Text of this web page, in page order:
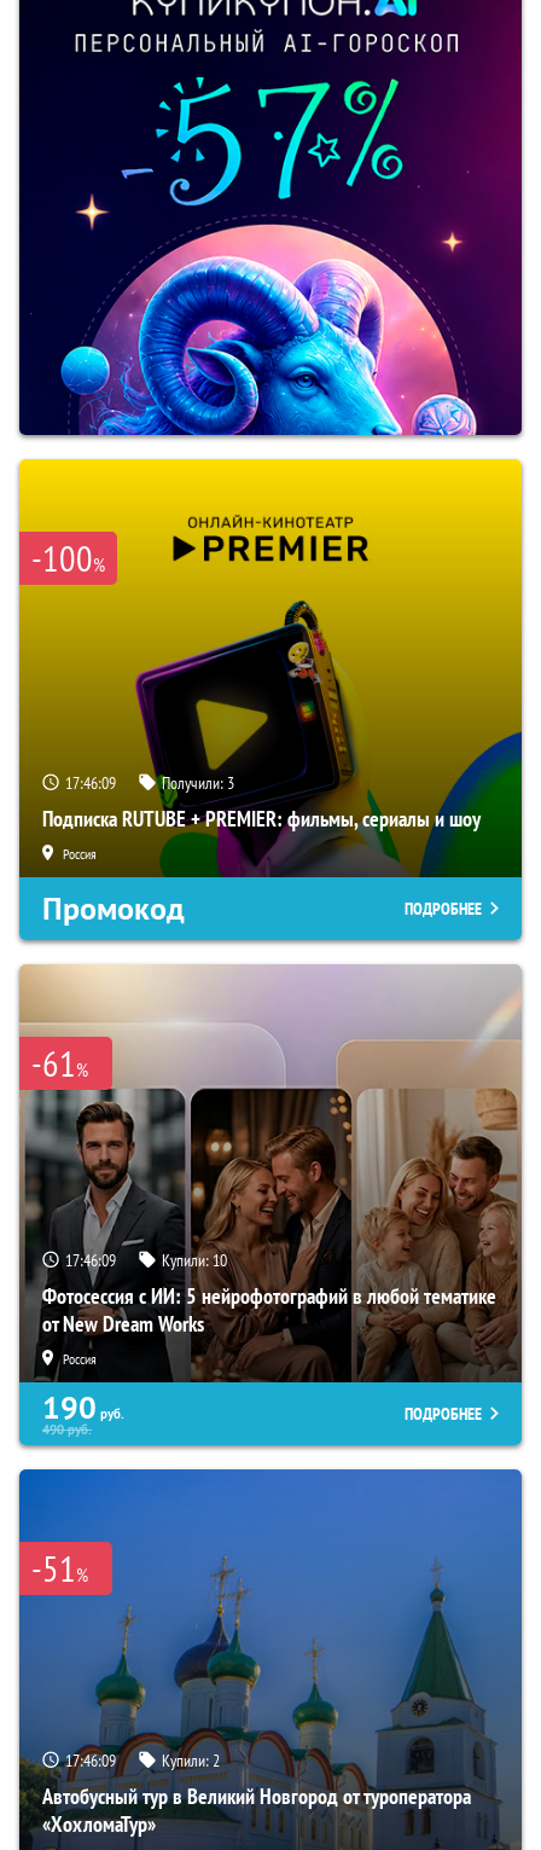
-100%
17:46:08 Получили: 3
Подписка RUTUBE + PREMIER: фильмы, сериалы и шоу
Россия
Промокод ПОДРОБНЕЕ
-61%
17:46:08 Купили:10
Фотосессия с ИИ: 5 нейрофотографий в любой тематике
от New Dream Works
Россия
190 руб.
490руб.
ПОДРОБНЕЕ
-51%
17:46:08 Купили:2
Автобусный тур в Великий Новгород от туроператора
«ХохломаТур»